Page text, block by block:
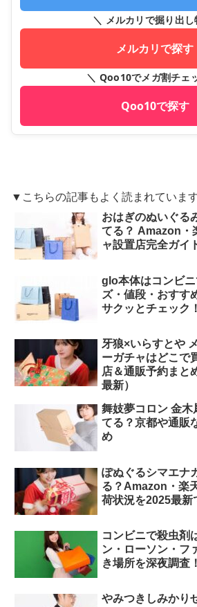
＼ メルカリで掘り出し
メルカリで探す
＼ Qoo10でメガ割チェ
Qoo10で探す
▼こちらの記事もよく読まれていま
おはぎのぬいぐる
てる？ Amazon・
ャ設置店完全ガイ
glo本体はコンビ
ズ・値段・おすす
サクッとチェック！
牙狼×いらすとや
ーガチャはどこで
店＆通販予約まと
最新）
舞妓夢コロン 金木
てる？京都や通販
め
ぽぬぐるシマエナ
る？Amazon・楽
荷状況を2025最新
コンビニで殺虫剤
ン・ローソン・フ
き場所を深夜調査！
やみつきしみかり